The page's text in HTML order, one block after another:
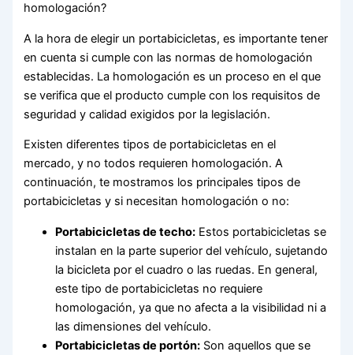
homologación?
A la hora de elegir un portabicicletas, es importante tener
en cuenta si cumple con las normas de homologación
establecidas. La homologación es un proceso en el que
se verifica que el producto cumple con los requisitos de
seguridad y calidad exigidos por la legislación.
Existen diferentes tipos de portabicicletas en el
mercado, y no todos requieren homologación. A
continuación, te mostramos los principales tipos de
portabicicletas y si necesitan homologación o no:
Portabicicletas de techo: Estos portabicicletas se
instalan en la parte superior del vehículo, sujetando
la bicicleta por el cuadro o las ruedas. En general,
este tipo de portabicicletas no requiere
homologación, ya que no afecta a la visibilidad ni a
las dimensiones del vehículo.
Portabicicletas de portón: Son aquellos que se